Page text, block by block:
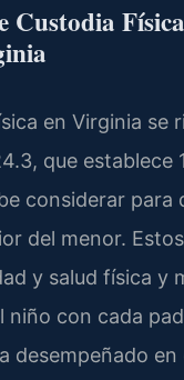
Custodia
en Virginia se
que establece
considerar para
del menor.
y salud física y
niño con cada
desempeñado en